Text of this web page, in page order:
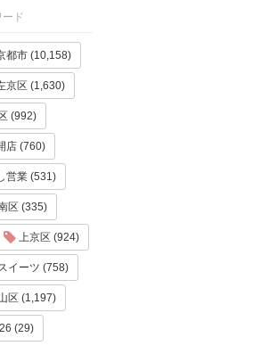
ド
都市 (10,158)
京区 (1,630)
(992)
店 (760)
営業 (531)
区 (335)
上京区 (924)
イーツ (758)
区 (1,197)
(29)